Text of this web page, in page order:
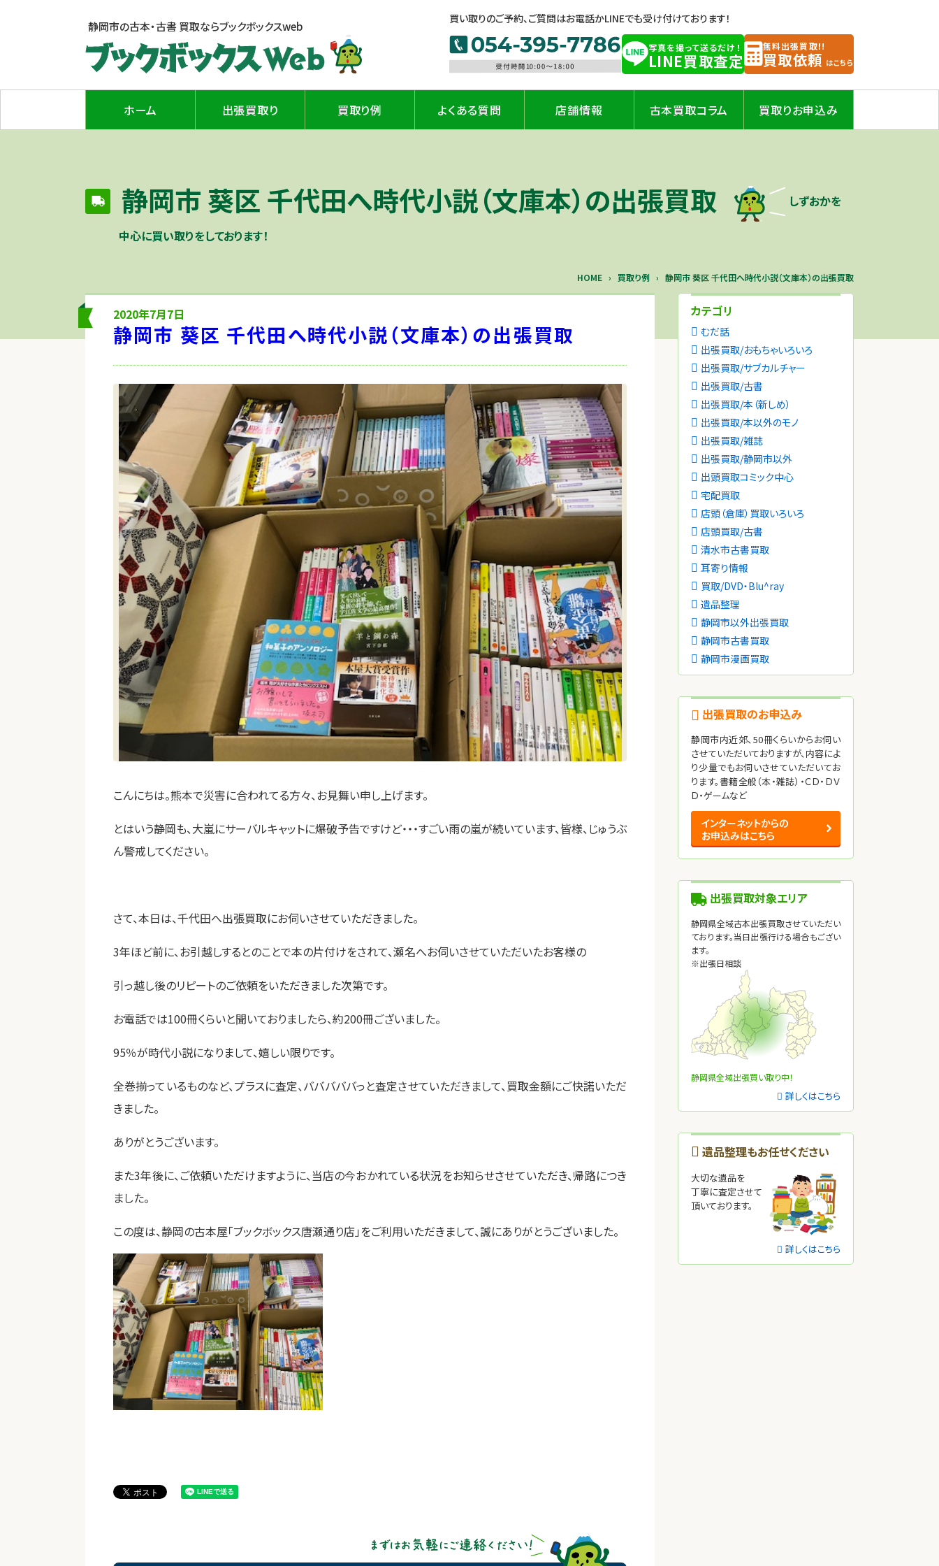
静岡市の古本・古書 買取ならブックボックスweb
買い取りのご予約、ご質問はお電話かLINEでも受け付けております！
写真を撮って送るだけ！
LINE買取査定
無料出張買取!!
買取依頼 はこちら
ホーム 出張買取り 買取り例 よくある質問 店舗情報 古本買取コラム 買取りお申込み
静岡市 葵区 千代田へ時代小説（文庫本）の出張買取 しずおかを
中心に買い取りをしております！
HOME 買取り例 静岡市 葵区 千代田へ時代小説（文庫本）の出張買取
2020年7月7日
静岡市 葵区 千代田へ時代小説（文庫本）の出張買取
こんにちは。熊本で災害に合われてる方々、お見舞い申し上げます。
とはいう静岡も、大嵐にサーバルキャットに爆破予告ですけど・・・すごい雨の嵐が続いています、皆様、じゅうぶ
ん警戒してください。
さて、本日は、千代田へ出張買取にお伺いさせていただきました。
3年ほど前に、お引越しするとのことで本の片付けをされて、瀬名へお伺いさせていただいたお客様の
引っ越し後のリピートのご依頼をいただきました次第です。
お電話では100冊くらいと聞いておりましたら、約200冊ございました。
95％が時代小説になりまして、嬉しい限りです。
全巻揃っているものなど、プラスに査定、バババババっと査定させていただきまして、買取金額にご快諾いただ
きました。
ありがとうございます。
また3年後に、ご依頼いただけますように、当店の今おかれている状況をお知らせさせていただき、帰路につき
ました。
この度は、静岡の古本屋「ブックボックス唐瀬通り店」をご利用いただきまして、誠にありがとうございました。
カテゴリ
むだ話
出張買取/おもちゃいろいろ
出張買取/サブカルチャー
出張買取/古書
出張買取/本（新しめ）
出張買取/本以外のモノ
出張買取/雑誌
出張買取/静岡市以外
出頭買取コミック中心
宅配買取
店頭（倉庫）買取いろいろ
店頭買取/古書
清水市古書買取
耳寄り情報
買取/DVD・Blu^ray
遺品整理
静岡市以外出張買取
静岡市古書買取
静岡市漫画買取
出張買取のお申込み
静岡市内近郊、50冊くらいからお伺い
させていただいておりますが、内容によ
り少量でもお伺いさせていただいてお
ります。書籍全般（本・雑誌）・ＣＤ・ＤＶ
Ｄ・ゲームなど
インターネットからの
お申込みはこちら
出張買取対象エリア
静岡県全域古本出張買取させていただい
ております。当日出張行ける場合もござい
ます。
※出張日相談
静岡県全域出張買い取り中！
詳しくはこちら
遺品整理もお任せください
大切な遺品を
丁寧に査定させて
頂いております。
詳しくはこちら